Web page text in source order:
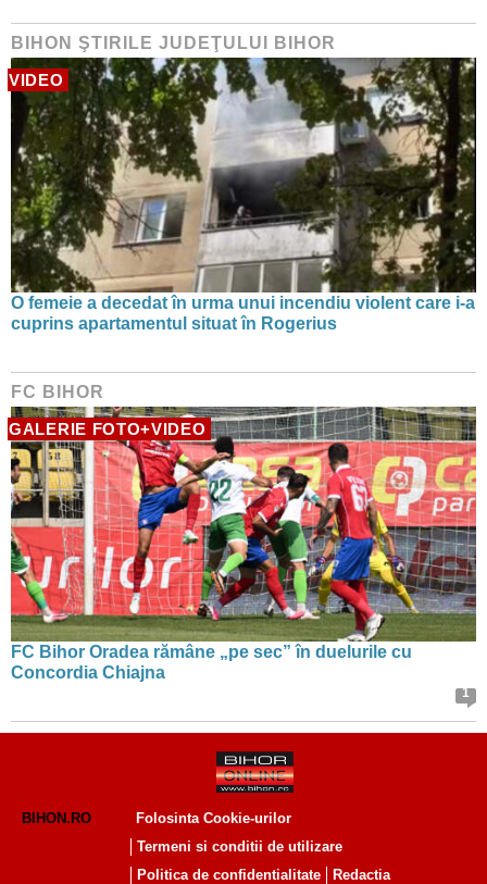
BIHON ŞTIRILE JUDEŢULUI BIHOR
VIDEO
O femeie a decedat în urma unui incendiu violent care i-a
cuprins apartamentul situat în Rogerius
FC BIHOR
GALERIE FOTO+VIDEO
FC Bihor Oradea rămâne „pe sec” în duelurile cu
Concordia Chiajna
1
BIHON.RO
Folosinta Cookie-urilor
Termeni si conditii de utilizare
Politica de confidentialitate
Redactia